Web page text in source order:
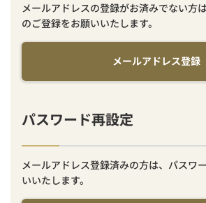
メールアドレスの登録がお済みでない方
のご登録をお願いいたします。
メールアドレス登録
パスワード再設定
メールアドレス登録済みの方は、パスワ
いいたします。